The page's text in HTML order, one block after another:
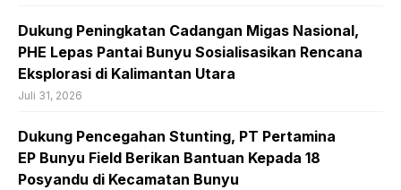
Dukung Peningkatan Cadangan Migas Nasional,
PHE Lepas Pantai Bunyu Sosialisasikan Rencana
Eksplorasi di Kalimantan Utara
Juli 31, 2026
Dukung Pencegahan Stunting, PT Pertamina
EP Bunyu Field Berikan Bantuan Kepada 18
Posyandu di Kecamatan Bunyu